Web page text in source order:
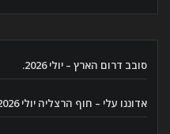
סובב דרום הארץ – יולי 2026.
אדוננו עלי – חוף הרצליה יולי 2026.